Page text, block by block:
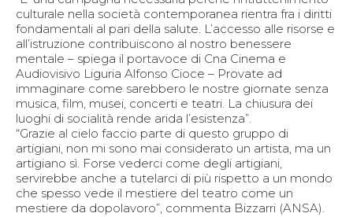
culturale nella società contemporanea rientra fra i diritti
fondamentali al pari della salute. L’accesso alle risorse e
all’istruzione contribuiscono al nostro benessere
mentale – spiega il portavoce di Cna Cinema e
Audiovisivo Liguria Alfonso Cioce – Provate ad
immaginare come sarebbero le nostre giornate senza
musica, film, musei, concerti e teatri. La chiusura dei
luoghi di socialità rende arida l’esistenza”.
“Grazie al cielo faccio parte di questo gruppo di
artigiani, non mi sono mai considerato un artista, ma un
artigiano sì. Forse vederci come degli artigiani,
servirebbe anche a tutelarci di più rispetto a un mondo
che spesso vede il mestiere del teatro come un
mestiere da dopolavoro”, commenta Bizzarri (ANSA).